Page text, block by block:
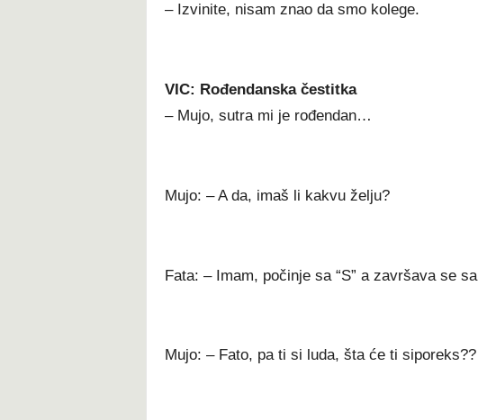
– Izvinite, nisam znao da smo kolege.
VIC: Rođendanska čestitka
– Mujo, sutra mi je rođendan…
Mujo: – A da, imaš li kakvu želju?
Fata: – Imam, počinje sa “S” a završava se sa
Mujo: – Fato, pa ti si luda, šta će ti siporeks??